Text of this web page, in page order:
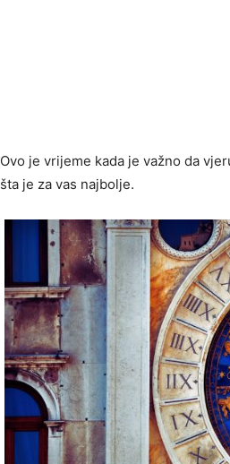
Ovo je vrijeme kada je važno da
šta je za vas najbolje.